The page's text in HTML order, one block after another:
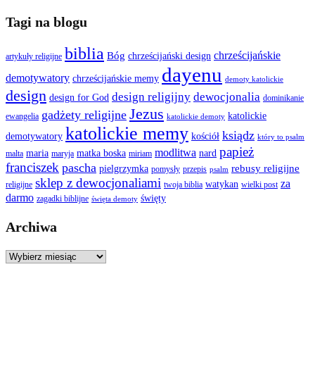
Tagi na blogu
artykuły religijne biblia Bóg chrześcijański design chrześcijańskie
demotywatory chrześcijańskie memy dayenu demoty katolickie
design design for God design religijny dewocjonalia dominikanie
ewangelia gadżety religijne Jezus katolickie demoty katolickie
demotywatory katolickie memy kościół ksiądz który to psalm
malta maria maryja matka boska miriam modlitwa nard papież
franciszek pascha pielgrzymka pomysły przepis psalm rebusy religijne
religijne sklep z dewocjonaliami twoja biblia watykan wielki post za
darmo zagadki biblijne święta demoty święty
Archiwa
Archiwa